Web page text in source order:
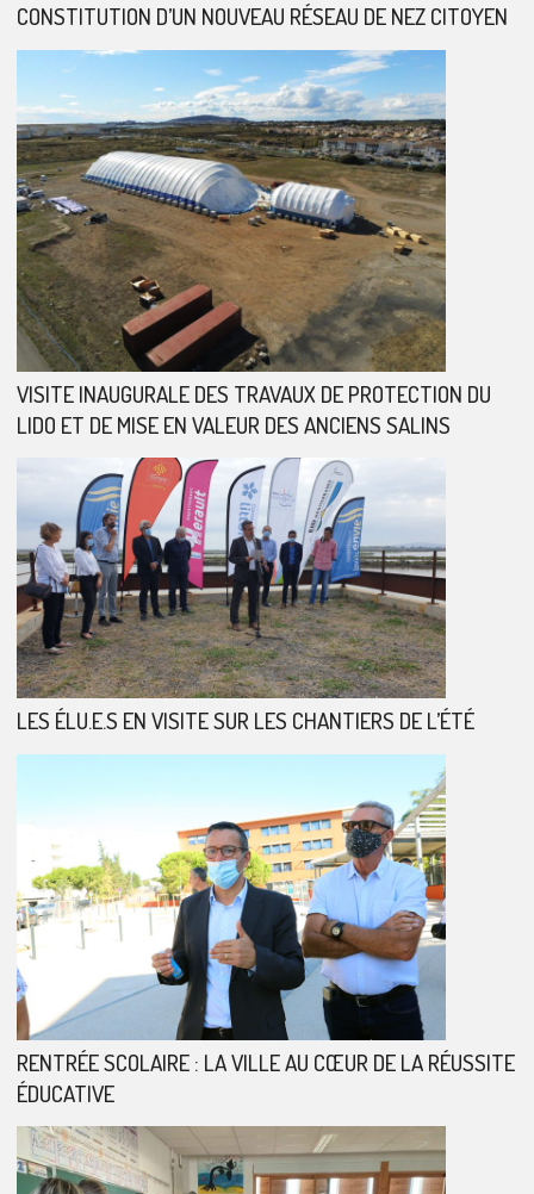
CONSTITUTION D’UN NOUVEAU RÉSEAU DE NEZ CITOYEN
VISITE INAUGURALE DES TRAVAUX DE PROTECTION DU
LIDO ET DE MISE EN VALEUR DES ANCIENS SALINS
LES ÉLU.E.S EN VISITE SUR LES CHANTIERS DE L’ÉTÉ
RENTRÉE SCOLAIRE : LA VILLE AU CŒUR DE LA RÉUSSITE
ÉDUCATIVE